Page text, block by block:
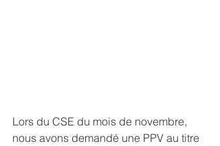
Lors du CSE du mois de novembre,
nous avons demandé une PPV au titre